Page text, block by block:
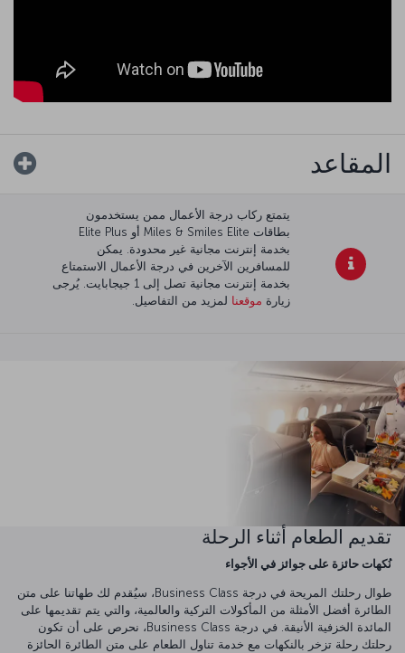
المقاعد
يتمتع ركاب درجة الأعمال ممن يستخدمون
بطاقات Miles & Smiles Elite أو Elite Plus
بخدمة إنترنت مجانية غير محدودة. يمكن
للمسافرين الآخرين في درجة الأعمال الاستمتاع
بخدمة إنترنت مجانية تصل إلى 1 جيجابايت. يُرجى
زيارة موقعنا لمزيد من التفاصيل.
تقديم الطعام أثناء الرحلة
نُكهات حائزة على جوائز في الأجواء
طوال رحلتك المريحة في درجة Business Class، سيُقدم لك طهاتنا على متن
الطائرة أفضل الأمثلة من المأكولات التركية والعالمية، والتي يتم تقديمها على
المائدة الخزفية الأنيقة. في درجة Business Class، نحرص على أن تكون
رحلتك رحلة تزخر بالنكهات مع خدمة تناول الطعام على متن الطائرة الحائزة